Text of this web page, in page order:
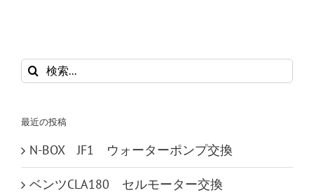
検
索
最近の投稿
N-BOX JF1 ウォーターポンプ交換
ベンツCLA180 セルモーター交換